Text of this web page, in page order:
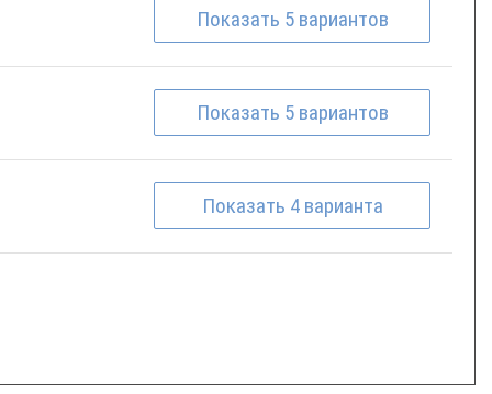
Показать 5 вариантов
Показать 5 вариантов
Показать 4 варианта